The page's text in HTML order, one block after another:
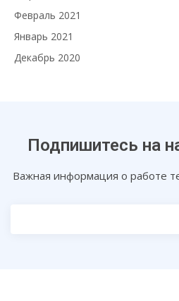
Февраль 2021
Январь 2021
Декабрь 2020
Подпишитесь на
Важная информация о работе